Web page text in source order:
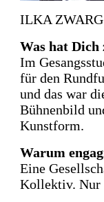
ILKA ZWARG
Was hat Dich
Im
für den
und das war
Bühnenbild
Kunstform.
Warum
Eine
Kollektiv. Nur